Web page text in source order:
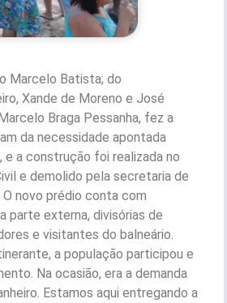
Marcelo Batista; do
Xande de Moreno e José
Braga Pessanha, fez a
da necessidade apontada
a construção foi realizada no
e demolido pela secretaria de
novo prédio conta com
parte externa, divisórias de
e visitantes do balneário.
a população participou e
Na ocasião, era a demanda
Estamos aqui entregando a